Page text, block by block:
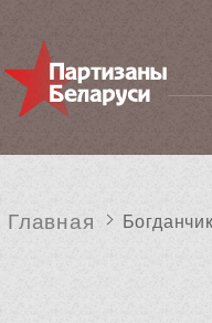
Главная